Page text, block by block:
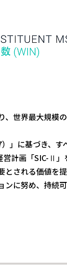
、世界最大規模
」に基づき、す
計画「SIC-Ⅱ
される価値を提
に努め、持続